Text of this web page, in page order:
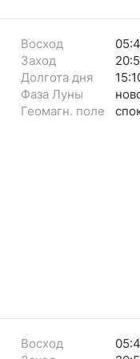
Восход
Заход
Долгота дня
Фаза Луны
Геомагн. поле
Восход